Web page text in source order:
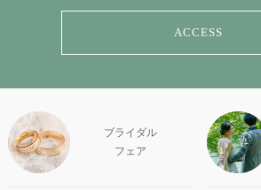
ACCESS
ブライダル
フェア